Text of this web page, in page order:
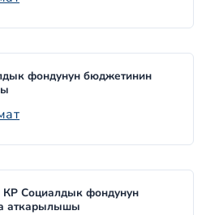
фондунун бюджетинин
Социалдык фондунун
аткарылышы